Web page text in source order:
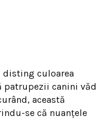
disting culoarea
patrupezii canini văd
această
se că nuanţele